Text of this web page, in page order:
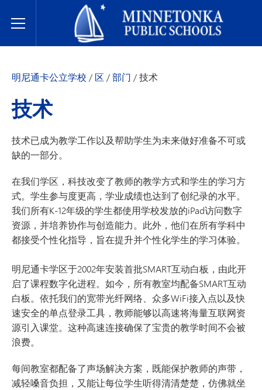
Toggle Menu
明尼通卡公立学校
明尼通卡公立学校 / 区/部门 /技术
技术
技术已成为教学工作以及帮助学生为未来做好准备不可或
缺的一部分。
在我们学区，科技改变了教师的教学方式和学生的学习方
式。学生参与度更高，学业成绩也达到了创纪录的水平。
我们所有K-12年级的学生都使用学校发放的iPad访问数字
资源，并培养协作与创造能力。此外，他们在所有学科中
都接受个性化指导，旨在提升并个性化学生的学习体验。
明尼通卡学区于2002年安装首批SMART互动白板，由此开
启了课程数字化进程。如今，所有教室均配备SMART互动
白板。依托我们的宽带光纤网络、众多WiFi接入点以及快
速安全的单点登录工具，教师能够以高速将海量互联网资
源引入课堂。这种高速连接确保了宝贵的教学时间不会被
浪费。
每间教室都配备了声场解决方案，既能保护教师的声带，
减轻嗓音负担，又能让每位学生听得清清楚楚，仿佛就坐